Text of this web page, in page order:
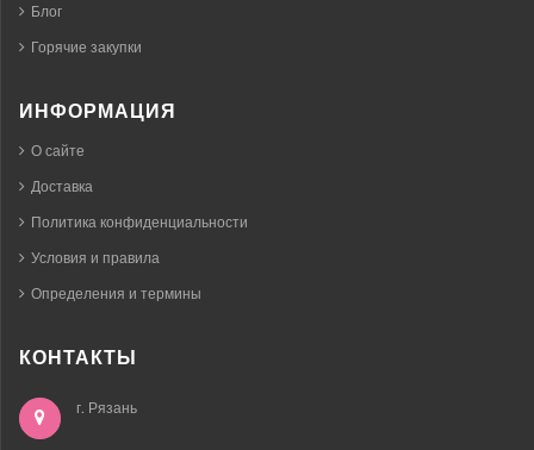
Блог
Горячие закупки
ИНФОРМАЦИЯ
О сайте
Доставка
Политика конфиденциальности
Условия и правила
Определения и термины
КОНТАКТЫ
г. Рязань